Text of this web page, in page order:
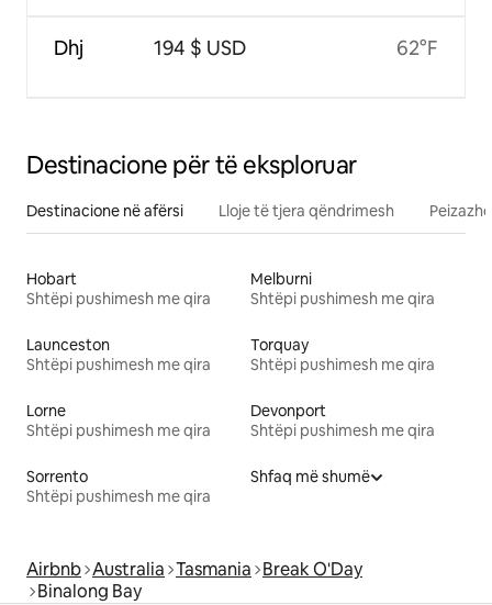
Dhj 194 $ USD 62°F
Destinacione për të eksploruar
Destinacione në afërsi Lloje të tjera qëndrimesh
Hobart
Shtëpi pushimesh me qira
Melburni
Shtëpi pushimesh me qira
Launceston
Shtëpi pushimesh me qira
Torquay
Shtëpi pushimesh me qira
Lorne
Shtëpi pushimesh me qira
Devonport
Shtëpi pushimesh me qira
Sorrento
Shtëpi pushimesh me qira
Shfaq më shumë
Airbnb Australia Tasmania Break O'Day
Binalong Bay